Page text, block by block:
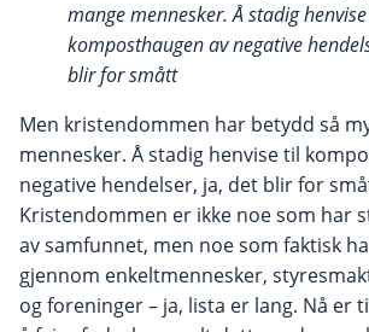
mange mennesker. Å stadig
komposthaugen av negative
blir for smått
Men kristendommen har betydd så
mennesker. Å stadig henvise til
negative hendelser, ja, det blir for
Kristendommen er ikke noe som har
av samfunnet, men noe som faktisk
gjennom enkeltmennesker,
og foreninger – ja, lista er lang. Nå er